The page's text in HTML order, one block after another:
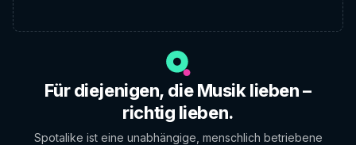
Für diejenigen, die Musik lieben –
richtig lieben.
Spotalike ist eine unabhängige, menschlich betriebene